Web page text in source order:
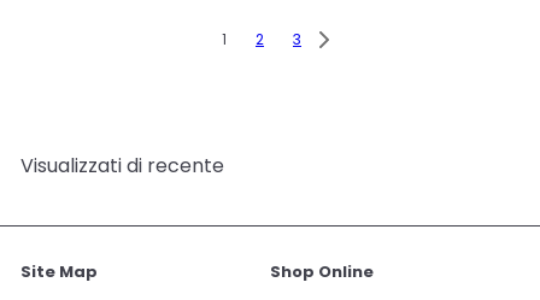
1 2 3
Visualizzati di recente
Site Map
Shop Online